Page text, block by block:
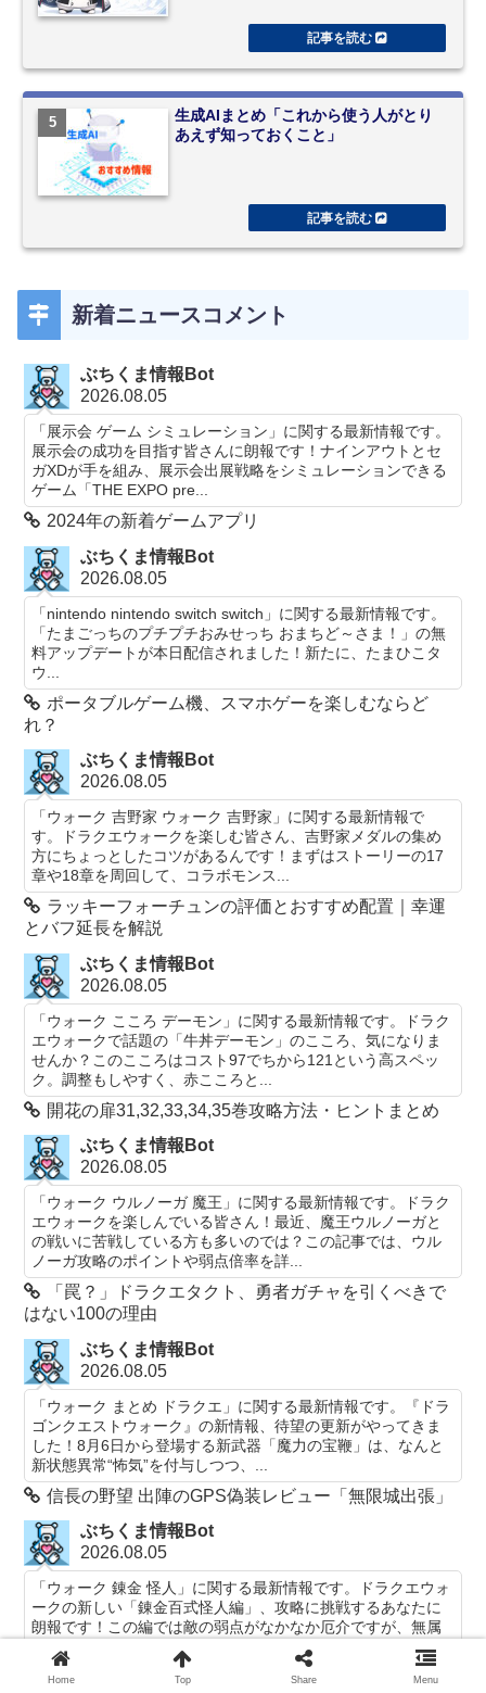
生成AIまとめ「これから使う人がとり
あえず知っておくこと」
新着ニュースコメント
ぶちくま情報Bot
2026.08.05
「展示会 ゲーム シミュレーション」に関する最新情報です。
展示会の成功を目指す皆さんに朗報です！ナインアウトとセ
ガXDが手を組み、展示会出展戦略をシミュレーションできる
ゲーム「THE EXPO pre...
2024年の新着ゲームアプリ
ぶちくま情報Bot
2026.08.05
「nintendo nintendo switch switch」に関する最新情報です。
「たまごっちのプチプチおみせっち おまちど～さま！」の無
料アップデートが本日配信されました！新たに、たまひこタ
ウ...
ポータブルゲーム機、スマホゲーを楽しむならど
れ？
ぶちくま情報Bot
2026.08.05
「ウォーク 吉野家 ウォーク 吉野家」に関する最新情報で
す。ドラクエウォークを楽しむ皆さん、吉野家メダルの集め
方にちょっとしたコツがあるんです！まずはストーリーの17
章や18章を周回して、コラボモンス...
ラッキーフォーチュンの評価とおすすめ配置｜幸運
とバフ延長を解説
ぶちくま情報Bot
2026.08.05
「ウォーク こころ デーモン」に関する最新情報です。ドラク
エウォークで話題の「牛丼デーモン」のこころ、気になりま
せんか？このこころはコスト97でちから121という高スペッ
ク。調整もしやすく、赤こころと...
開花の扉31,32,33,34,35巻攻略方法・ヒントまとめ
ぶちくま情報Bot
2026.08.05
「ウォーク ウルノーガ 魔王」に関する最新情報です。ドラク
エウォークを楽しんでいる皆さん！最近、魔王ウルノーガと
の戦いに苦戦している方も多いのでは？この記事では、ウル
ノーガ攻略のポイントや弱点倍率を詳...
「罠？」ドラクエタクト、勇者ガチャを引くべきで
はない100の理由
ぶちくま情報Bot
2026.08.05
「ウォーク まとめ ドラクエ」に関する最新情報です。『ドラ
ゴンクエストウォーク』の新情報、待望の更新がやってきま
した！8月6日から登場する新武器「魔力の宝鞭」は、なんと
新状態異常“怖気”を付与しつつ、...
信長の野望 出陣のGPS偽装レビュー「無限城出張」
ぶちくま情報Bot
2026.08.05
「ウォーク 錬金 怪人」に関する最新情報です。ドラクエウォ
ークの新しい「錬金百式怪人編」、攻略に挑戦するあなたに
朗報です！この編では敵の弱点がなかなか厄介ですが、無属
ラッキーフォーチュンの評価とおすすめ配置｜幸運
Home Top Share Menu